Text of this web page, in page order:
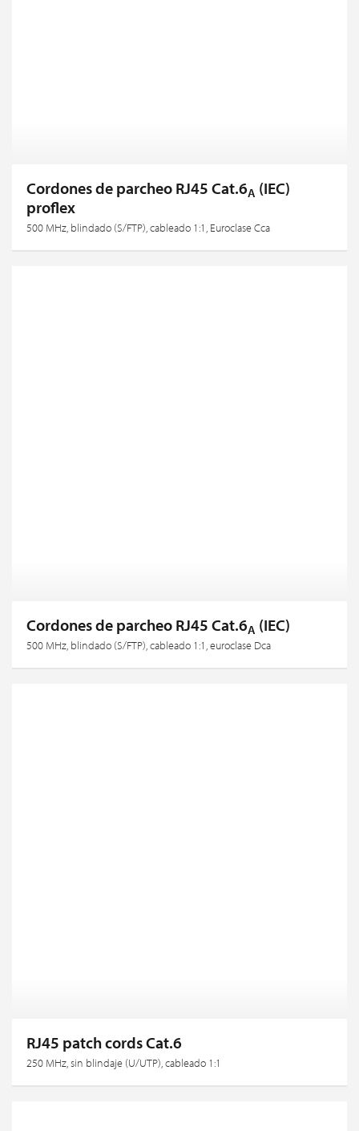
Cordones de parcheo RJ45 Cat.6A (IEC)
proflex
500 MHz, blindado (S/FTP), cableado 1:1, Euroclase Cca
Cordones de parcheo RJ45 Cat.6A (IEC)
500 MHz, blindado (S/FTP), cableado 1:1, euroclase Dca
RJ45 patch cords Cat.6
250 MHz, sin blindaje (U/UTP), cableado 1:1